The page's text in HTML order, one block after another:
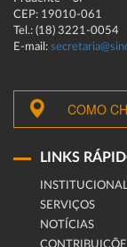
CEP: 19010-061
Tel.: (18) 3221-0054
E-mail:
COMO
LINKS
SERVIÇOS
NOTÍCIAS